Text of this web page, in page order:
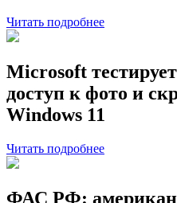
Читать подробнее
Microsoft
доступ к фото и
Windows 11
Читать подробнее
ФАС РФ: